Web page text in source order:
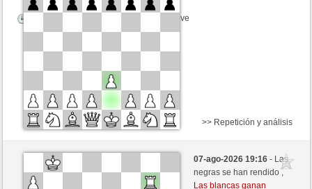
Tiempo: 5 minutes/side + 8 seconds/move
Negras
Anonymous
Blancas
>> Repetición y análisis
07-ago-2026 19:16- Las
negras se han rendido ,
Las blancas ganan